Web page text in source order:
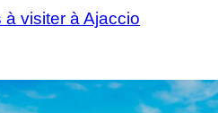
visiter à Ajaccio